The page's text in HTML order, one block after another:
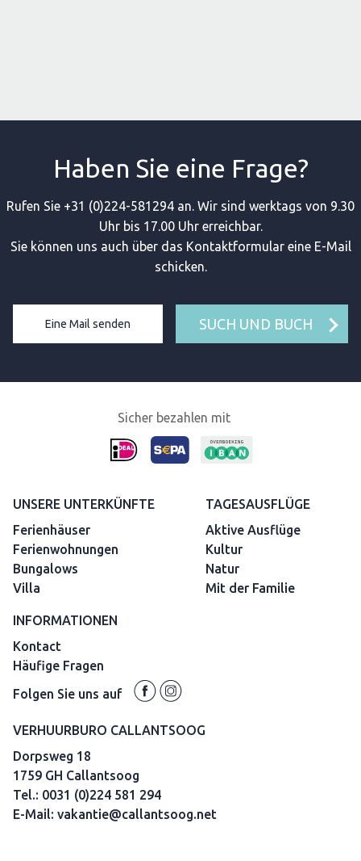
Haben Sie eine Frage?
Rufen Sie +31 (0)224-581294 an. Wir sind werktags von 9.30
Uhr bis 17.00 Uhr erreichbar.
Sie können uns auch über das Kontaktformular eine E-Mail
schicken.
Eine Mail senden SUCH UND BUCH
Sicher bezahlen mit
UNSERE UNTERKÜNFTE
Ferienhäuser
Ferienwohnungen
Bungalows
Villa
TAGESAUSFLÜGE
Aktive Ausflüge
Kultur
Natur
Mit der Familie
INFORMATIONEN
Kontact
Häufige Fragen
Folgen Sie uns auf
VERHUURBURO CALLANTSOOG
Dorpsweg 18
1759 GH Callantsoog
Tel.: 0031 (0)224 581 294
E-Mail: vakantie@callantsoog.net